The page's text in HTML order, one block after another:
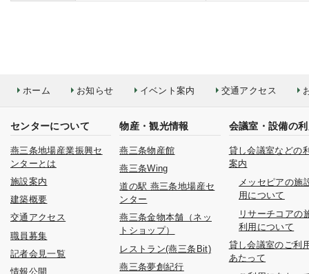
ホーム お知らせ イベント案内 交通アクセス
センターについて
燕三条地場産業振興セ
ンターとは
施設案内
建築概要
交通アクセス
職員募集
記者会見一覧
情報公開
物産・観光情報
燕三条物産館
燕三条Wing
道の駅 燕三条地場産セ
ンター
燕三条金物本舗（ネッ
トショップ）
レストラン(燕三条Bit)
燕三条夢創紀行
会議室・設備の
貸し会議室などの
案内
メッセピアの施
用について
リサーチコアの
利用について
貸し会議室のご利
あたって